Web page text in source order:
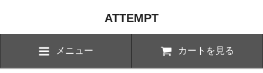
ATTEMPT
メニュー カートを見る